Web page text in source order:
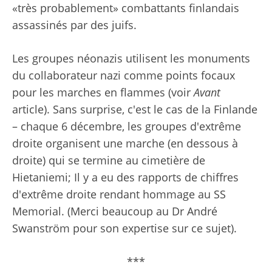
«très probablement» combattants finlandais
assassinés par des juifs.
Les groupes néonazis utilisent les monuments
du collaborateur nazi comme points focaux
pour les marches en flammes (voirAvant
article). Sans surprise, c'est le cas de la Finlande
– chaque 6 décembre, les groupes d'extrême
droite organisent une marche (en dessous à
droite) qui se termine au cimetière de
Hietaniemi; Il y a eu des rapports de chiffres
d'extrême droite rendant hommage au SS
Memorial. (Merci beaucoup au Dr André
Swanström pour son expertise sur ce sujet).
***